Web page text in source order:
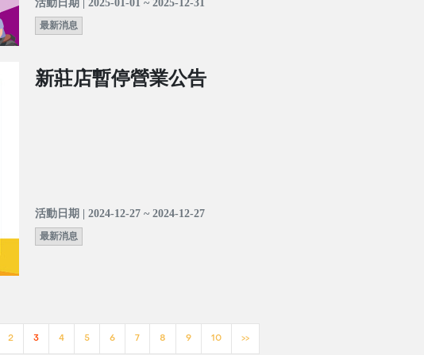
活動日期 | 2025-01-01 ~ 2025-12-31
最新消息
新莊店暫停營業公告
活動日期 | 2024-12-27 ~ 2024-12-27
最新消息
2 3 4 5 6 7 8 9 10 >>